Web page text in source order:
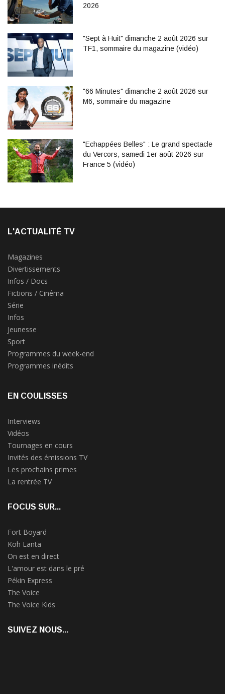
2026
"Sept à Huit" dimanche 2 août 2026 sur
TF1, sommaire du magazine (vidéo)
"66 Minutes" dimanche 2 août 2026 sur
M6, sommaire du magazine
"Echappées Belles" : Le grand spectacle
du Vercors, samedi 1er août 2026 sur
France 5 (vidéo)
L'ACTUALITÉ TV
Magazines
Divertissements
Infos / Docs
Fictions / Cinéma
Série
Infos
Jeunesse
Sport
Programmes du week-end
Programmes inédits
EN COULISSES
Interviews
Vidéos
Tournages en cours
Invités des émissions TV
Les prochains primes
La rentrée TV
FOCUS SUR...
Fort Boyard
Koh Lanta
On est en direct
L'amour est dans le pré
Pékin Express
The Voice
The Voice Kids
SUIVEZ NOUS...